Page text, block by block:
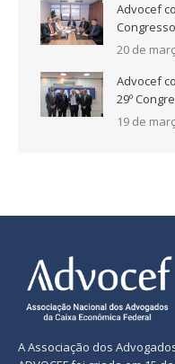
Advocef
Congresso
20 de
Advocef
29º
19 de
A Associação dos